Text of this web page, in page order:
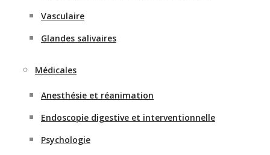
Vasculaire
Glandes salivaires
Médicales
Anesthésie et réanimation
Endoscopie digestive et interventionnelle
Psychologie